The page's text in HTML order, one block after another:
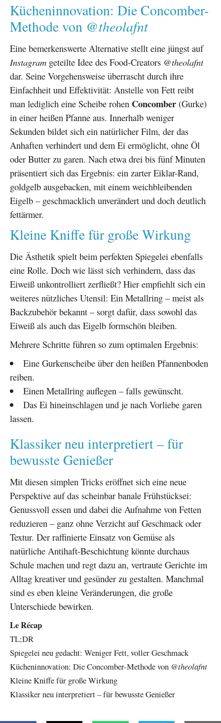
Kücheninnovation: Die Concomber-
Methode von @theolafnt
Eine bemerkenswerte Alternative stellt eine jüngst auf
Instagram geteilte Idee des Food-Creators @theolafnt
dar. Seine Vorgehensweise überrascht durch ihre
Einfachheit und Effektivität: Anstelle von Fett reibt
man lediglich eine Scheibe rohen Concomber (Gurke)
in einer heißen Pfanne aus. Innerhalb weniger
Sekunden bildet sich ein natürlicher Film, der das
Anhaften verhindert und dem Ei ermöglicht, ohne Öl
oder Butter zu garen. Nach etwa drei bis fünf Minuten
präsentiert sich das Ergebnis: ein zarter Eiklar-Rand,
goldgelb ausgebacken, mit einem weichbleibenden
Eigelb – geschmacklich unverändert und doch deutlich
fettärmer.
Kleine Kniffe für große Wirkung
Die Ästhetik spielt beim perfekten Spiegelei ebenfalls
eine Rolle. Doch wie lässt sich verhindern, dass das
Eiweiß unkontrolliert zerfließt? Hier empfiehlt sich ein
weiteres nützliches Utensil: Ein Metallring – meist als
Backzubehör bekannt – sorgt dafür, dass sowohl das
Eiweiß als auch das Eigelb formschön bleiben.
Mehrere Schritte führen so zum optimalen Ergebnis:
Eine Gurkenscheibe über den heißen Pfannenboden
reiben.
Einen Metallring auflegen – falls gewünscht.
Das Ei hineinschlagen und je nach Vorliebe garen
lassen.
Klassiker neu interpretiert – für
bewusste Genießer
Mit diesen simplen Tricks eröffnet sich eine neue
Perspektive auf das scheinbar banale Frühstücksei:
Genussvoll essen und dabei die Aufnahme von Fetten
reduzieren – ganz ohne Verzicht auf Geschmack oder
Textur. Der raffinierte Einsatz von Gemüse als
natürliche Antihaft-Beschichtung könnte durchaus
Schule machen und regt dazu an, vertraute Gerichte im
Alltag kreativer und gesünder zu gestalten. Manchmal
sind es eben kleine Veränderungen, die große
Unterschiede bewirken.
Le Récap
TL;DR
Spiegelei neu gedacht: Weniger Fett, voller Geschmack
Kücheninnovation: Die Concomber-Methode von @theolafnt
Kleine Kniffe für große Wirkung
Klassiker neu interpretiert – für bewusste Genießer